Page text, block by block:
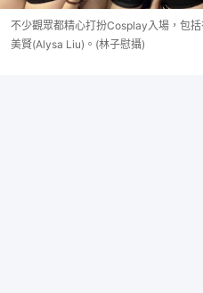
不少觀眾都精心打扮Cosplay入場，包
美賢(Alysa Liu)。(林子慰攝)